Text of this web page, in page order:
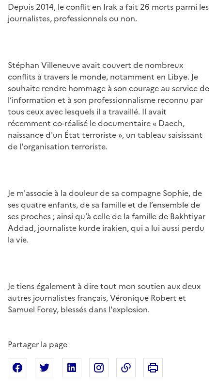
Depuis 2014, le conflit en Irak a fait 26 morts parmi les
journalistes, professionnels ou non.
Stéphan Villeneuve avait couvert de nombreux
conflits à travers le monde, notamment en Libye. Je
souhaite rendre hommage à son courage au service de
l’information et à son professionnalisme reconnu par
tous ceux avec lesquels il a travaillé. Il avait
récemment co-réalisé le documentaire « Daech,
naissance d'un État terroriste », un tableau saisissant
de l'organisation terroriste.
Je m'associe à la douleur de sa compagne Sophie, de
ses quatre enfants, de sa famille et de l’ensemble de
ses proches ; ainsi qu’à celle de la famille de Bakhtiyar
Addad, journaliste kurde irakien, qui a lui aussi perdu
la vie.
Je tiens également à dire tout mon soutien aux deux
autres journalistes français, Véronique Robert et
Samuel Forey, blessés dans l'explosion.
Partager la page
Partager sur Facebook
Partager sur XPartager sur Linkedin
Partager sur Instagram
Copier dans le
Imprimer cette